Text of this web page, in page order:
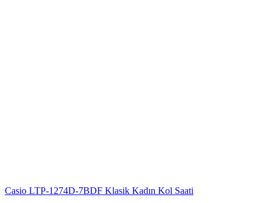
Casio LTP-1274D-7BDF Klasik Kadın Kol Saati